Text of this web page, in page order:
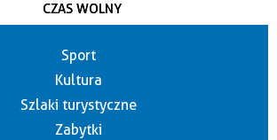
CZAS WOLNY
Sport
Kultura
Szlaki turystyczne
Zabytki